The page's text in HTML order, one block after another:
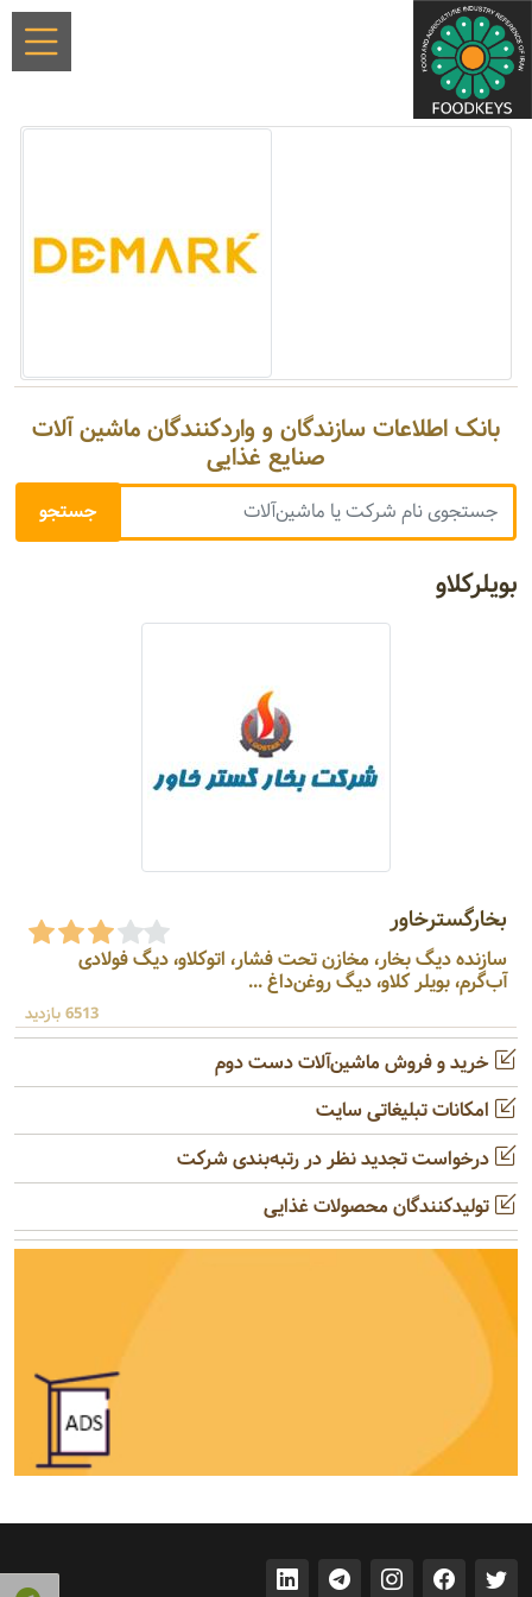
بانک اطلاعات سازندگان و واردکنندگان ماشین آلات
صنایع غذایی
بویلرکلاو
بخارگسترخاور
سازنده دیگ بخار، مخازن تحت فشار، اتوکلاو، دیگ فولادی
آب‌گرم، بویلر کلاو، دیگ روغن‌داغ ...
6513 بازدید
خرید و فروش ماشین‌آلات دست دوم
امکانات تبلیغاتی سایت
درخواست تجدید نظر در رتبه‌بندی شرکت
تولیدکنندگان محصولات غذایی